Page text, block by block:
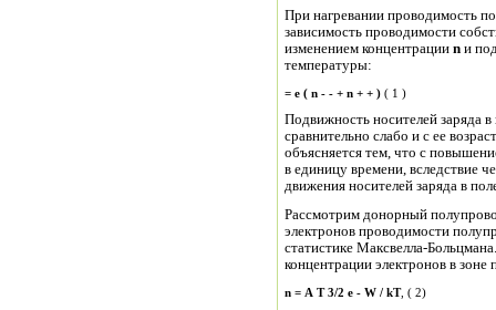
При нагревании проводимость
зависимость проводимости
изменением концентрации n и
температуры:
= e ( n - - + n + + ) ( 1 )
Подвижность носителей заряда
сравнительно слабо и с ее
объясняется тем, что с
в единицу времени, вследствие
движения носителей заряда в
Рассмотрим донорный
электронов проводимости
статистике Максвелла-
концентрации электронов в
n = A T 3/2 e - W / kT , ( 2)